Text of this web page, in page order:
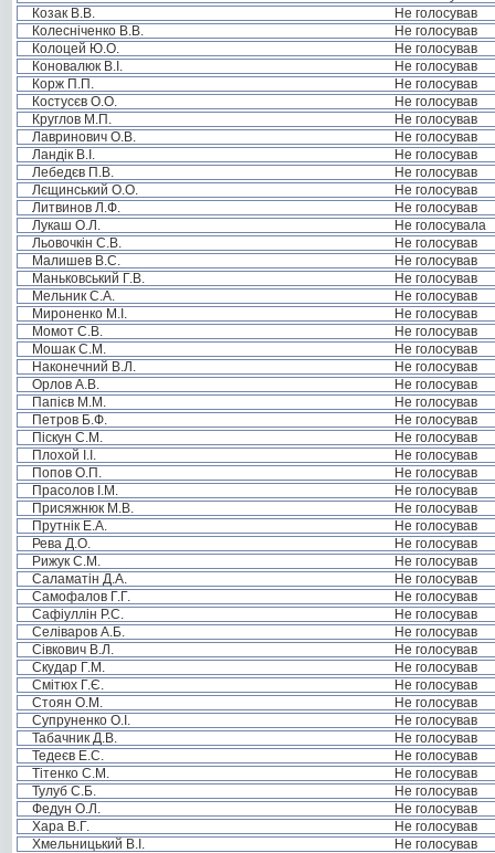
Козак В.В.
Не голосував
Колесніченко В.В.
Не голосував
Колоцей Ю.О.
Не голосував
Коновалюк В.І.
Не голосував
Корж П.П.
Не голосував
Костусєв О.О.
Не голосував
Круглов М.П.
Не голосував
Лавринович О.В.
Не голосував
Ландік В.І.
Не голосував
Лебедєв П.В.
Не голосував
Лєщинський О.О.
Не голосував
Литвинов Л.Ф.
Не голосував
Лукаш О.Л.
Не голосувала
Льовочкін С.В.
Не голосував
Малишев В.С.
Не голосував
Маньковський Г.В.
Не голосував
Мельник С.А.
Не голосував
Мироненко М.І.
Не голосував
Момот С.В.
Не голосував
Мошак С.М.
Не голосував
Наконечний В.Л.
Не голосував
Орлов А.В.
Не голосував
Папієв М.М.
Не голосував
Петров Б.Ф.
Не голосував
Піскун С.М.
Не голосував
Плохой І.І.
Не голосував
Попов О.П.
Не голосував
Прасолов І.М.
Не голосував
Присяжнюк М.В.
Не голосував
Прутнік Е.А.
Не голосував
Рева Д.О.
Не голосував
Рижук С.М.
Не голосував
Саламатін Д.А.
Не голосував
Самофалов Г.Г.
Не голосував
Сафіуллін Р.С.
Не голосував
Селіваров А.Б.
Не голосував
Сівкович В.Л.
Не голосував
Скудар Г.М.
Не голосував
Смітюх Г.Є.
Не голосував
Стоян О.М.
Не голосував
Супруненко О.І.
Не голосував
Табачник Д.В.
Не голосував
Тедеєв Е.С.
Не голосував
Тітенко С.М.
Не голосував
Тулуб С.Б.
Не голосував
Федун О.Л.
Не голосував
Хара В.Г.
Не голосував
Хмельницький В.І.
Не голосував